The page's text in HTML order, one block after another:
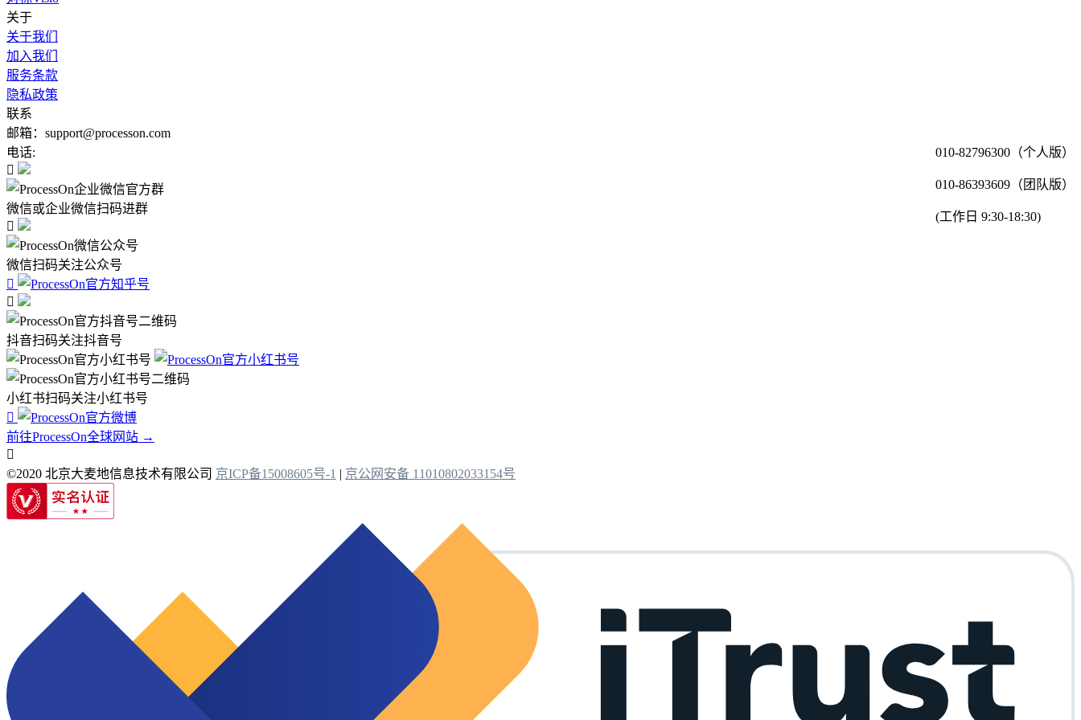
关于
关于我们
加入我们
服务条款
隐私政策
联系
邮箱：support@processon.com
电话:
010-82796300（个人版）
010-86393609（团队版）
(工作日 9:30-18:30)

微信或企业微信扫码进群

微信扫码关注公众号


抖音扫码关注抖音号
小红书扫码关注小红书号

前往ProcessOn全球网站 →

©2020 北京大麦地信息技术有限公司 京ICP备15008605号-1 | 京公网安备 11010802033154号